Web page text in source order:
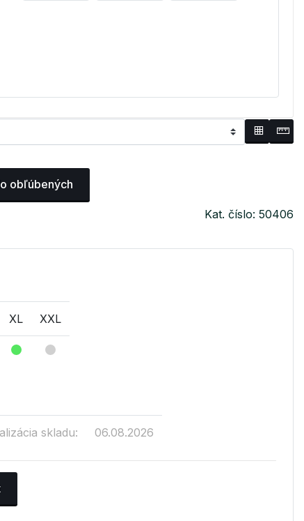
obľúbených
Kat. číslo: 50406
XL XXL
skladu: 06.08.2026